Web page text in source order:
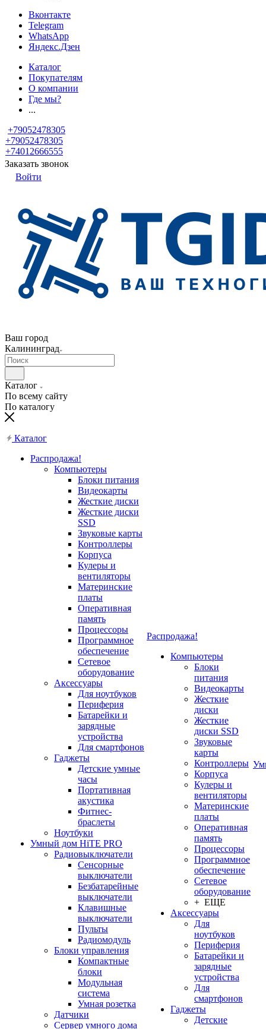
Вконтакте
Telegram
WhatsApp
Яндекс.Дзен
Каталог
Покупателям
О компании
Где мы?
...
+79052478305
+79052478305
+74012666555
Заказать звонок
Войти
Ваш город
Калининград
Каталог
По всему сайту
По каталогу
Каталог
Распродажа!
Компьютеры
Блоки питания
Видеокарты
Жесткие диски
Жесткие диски
SSD
Звуковые карты
Контроллеры
Корпуса
Кулеры и
вентиляторы
Материнские
платы
Оперативная
память
Процессоры
Программное
обеспечение
Сетевое
оборудование
Аксессуары
Для ноутбуков
Периферия
Батарейки и
зарядные
устройства
Для смартфонов
Гаджеты
Детские умные
часы
Портативная
акустика
Фитнес-
браслеты
Ноутбуки
Умный дом HiTE PRO
Радиовыключатели
Сенсорные
выключатели
Безбатарейные
выключатели
Клавишные
выключатели
Пульты
Радиомодуль
Блоки управления
Компактные
блоки
Модульная
система
Умная розетка
Датчики
Сервер умного дома
Распродажа!
Компьютеры
Блоки
питания
Видеокарты
Жесткие
диски
Жесткие
диски SSD
Звуковые
карты
Контроллеры
Корпуса
Кулеры и
вентиляторы
Материнские
платы
Оперативная
память
Процессоры
Программное
обеспечение
Сетевое
оборудование
+ ЕЩЕ
Аксессуары
Для
ноутбуков
Периферия
Батарейки и
зарядные
устройства
Для
смартфонов
Гаджеты
Детские